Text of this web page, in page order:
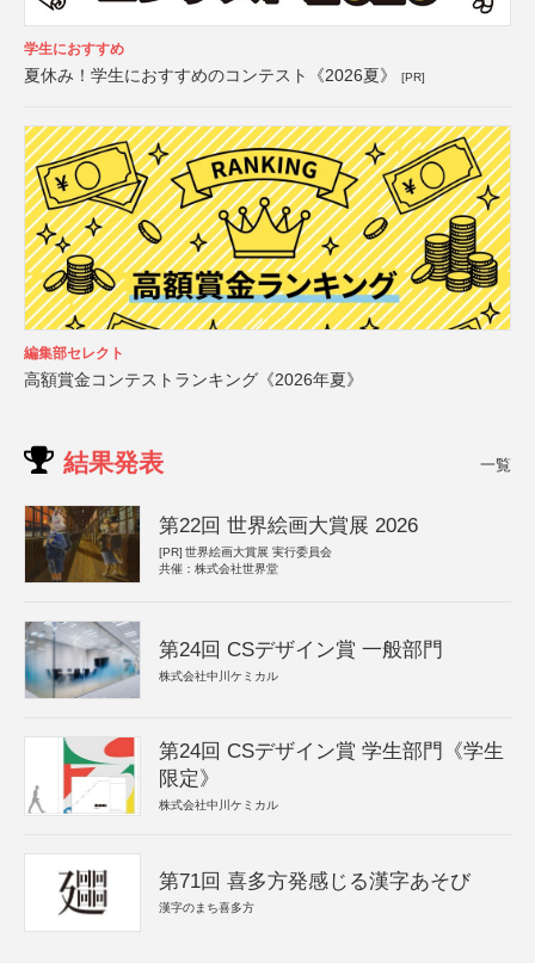
学生におすすめ
夏休み！学生におすすめのコンテスト《2026夏》 [PR]
編集部セレクト
高額賞金コンテストランキング《2026年夏》
結果発表 一覧
第22回 世界絵画大賞展 2026
[PR] 世界絵画大賞展 実行委員会
共催：株式会社世界堂
第24回 CSデザイン賞 一般部門
株式会社中川ケミカル
第24回 CSデザイン賞 学生部門《学生
限定》
株式会社中川ケミカル
第71回 喜多方発感じる漢字あそび
漢字のまち喜多方